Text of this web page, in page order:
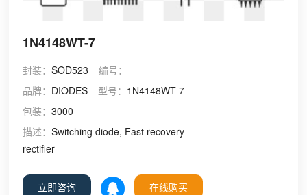
1N4148WT-7
封装：SOD523
编号：
品牌： DIODES 型号： 1N4148WT-7
包装：3000
描述：Switching diode, Fast recovery
rectifier
立即咨询 在线购买